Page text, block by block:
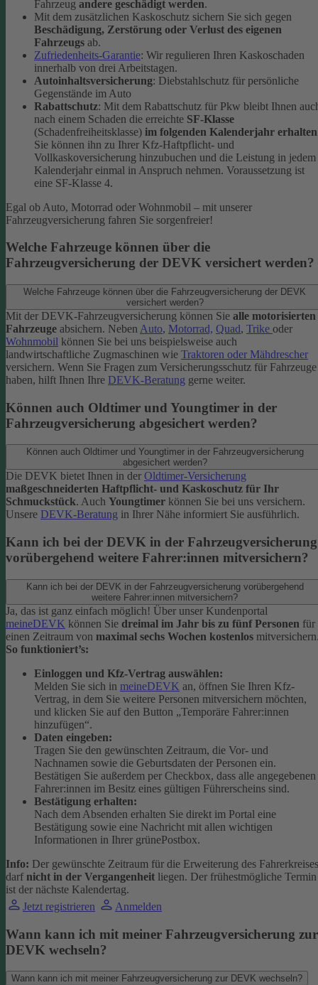
Fahrzeug andere geschädigt werden.
Mit dem zusätzlichen Kaskoschutz sichern Sie sich gegen
Beschädigung, Zerstörung oder Verlust des eigenen
Fahrzeugs ab.
Zufriedenheits-Garantie: Wir regulieren Ihren Kaskoschaden
innerhalb von drei Arbeitstagen.
Autoinhaltsversicherung: Diebstahlschutz für persönliche
Gegenstände im Auto
Rabattschutz: Mit dem Rabattschutz für Pkw bleibt Ihnen
nach einem Schaden die erreichte SF-Klasse
(Schadenfreiheitsklasse) im folgenden Kalenderjahr erhalten
Sie können ihn zu Ihrer Kfz-Haftpflicht- und
Vollkaskoversicherung hinzubuchen und die Leistung in jedem
Kalenderjahr einmal in Anspruch nehmen. Voraussetzung ist
eine SF-Klasse 4.
Egal ob Auto, Motorrad oder Wohnmobil – mit unserer
Fahrzeugversicherung fahren Sie sorgenfreier!
Welche Fahrzeuge können über die
Fahrzeugversicherung der DEVK versichert werden?
Welche Fahrzeuge können über die Fahrzeugversicherung der DEVK
versichert werden?
Mit der DEVK-Fahrzeugversicherung können Sie alle motorisierten
Fahrzeuge absichern. Neben Auto, Motorrad, Quad, Trike oder
Wohnmobil können Sie bei uns beispielsweise auch
landwirtschaftliche Zugmaschinen wie Traktoren oder Mähdrescher
versichern. Wenn Sie Fragen zum Versicherungsschutz für Fahrzeuge
haben, hilft Ihnen Ihre DEVK-Beratung gerne weiter.
Können auch Oldtimer und Youngtimer in der
Fahrzeugversicherung abgesichert werden?
Können auch Oldtimer und Youngtimer in der Fahrzeugversicherung
abgesichert werden?
Die DEVK bietet Ihnen in der Oldtimer-Versicherung
maßgeschneiderten Haftpflicht- und Kaskoschutz für Ihr
Schmuckstück. Auch Youngtimer können Sie bei uns versichern.
Unsere DEVK-Beratung in Ihrer Nähe informiert Sie ausführlich.
Kann ich bei der DEVK in der Fahrzeugversicherung
vorübergehend weitere Fahrer:innen mitversichern?
Kann ich bei der DEVK in der Fahrzeugversicherung vorübergehend
weitere Fahrer:innen mitversichern?
Ja, das ist ganz einfach möglich! Über unser Kundenportal
meineDEVK können Sie dreimal im Jahr bis zu fünf Personen für
einen Zeitraum von maximal sechs Wochen kostenlos
So funktioniert’s:
Einloggen und Kfz-Vertrag auswählen:
Melden Sie sich in meineDEVK an, öffnen Sie Ihren Kfz-
Vertrag, in dem Sie weitere Personen mitversichern möchten,
und klicken Sie auf den Button „Temporäre Fahrer:innen
hinzufügen“.
Daten eingeben:
Tragen Sie den gewünschten Zeitraum, die Vor- und
Nachnamen sowie die Geburtsdaten der Personen ein.
Bestätigen Sie außerdem per Checkbox, dass alle angegebenen
Fahrer:innen im Besitz eines gültigen Führerscheins sind.
Bestätigung erhalten:
Nach dem Absenden erhalten Sie direkt im Portal eine
Bestätigung sowie eine Nachricht mit allen wichtigen
Informationen in Ihrer grünePostbox.
Info: Der gewünschte Zeitraum für die Erweiterung des Fahrerkreises
darf nicht in der Vergangenheit liegen. Der frühestmögliche Termin
ist der nächste Kalendertag.
Jetzt registrieren
Anmelden
Wann kann ich mit meiner Fahrzeugversicherung zur
DEVK wechseln?
Wann kann ich mit meiner Fahrzeugversicherung zur DEVK wechseln?